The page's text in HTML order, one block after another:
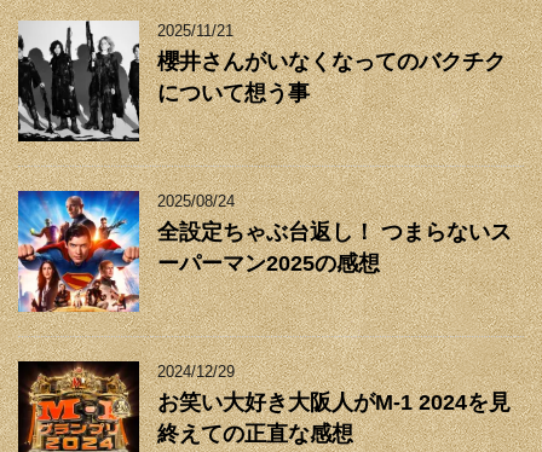
2025/11/21
櫻井さんがいなくなってのバクチク
について想う事
2025/08/24
全設定ちゃぶ台返し！ つまらないス
ーパーマン2025の感想
2024/12/29
お笑い大好き大阪人がM-1 2024を見
終えての正直な感想